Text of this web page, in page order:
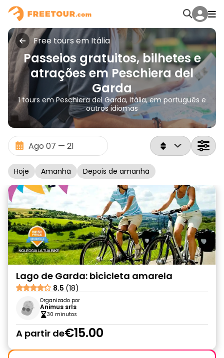
Free tours em Itália
Passeios gratuitos, bilhetes e
atrações em Peschiera del
Garda
1 tours em Peschiera del Garda, Itália, em português e
outros idiomas
Hoje Amanhã Depois de amanhã
Lago de Garda: bicicleta amarela
8.5 (18)
Organizado por
Animus srls
30 minutos
A partir de€15.00